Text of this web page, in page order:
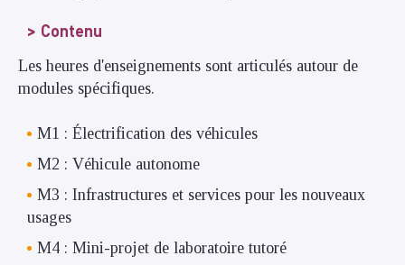
Contenu
Les heures d'enseignements sont articulés autour de
modules spécifiques.
M1 : Électrification des véhicules
M2 : Véhicule autonome
M3 : Infrastructures et services pour les nouveaux
usages
M4 : Mini-projet de laboratoire tutoré